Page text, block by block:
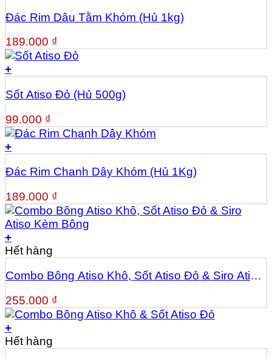
Đác Rim Dâu Tằm Khóm (Hủ 1kg)
189.000 ₫
+
Sốt Atiso Đỏ (Hủ 500g)
99.000 ₫
+
Đác Rim Chanh Dây Khóm (Hủ 1Kg)
189.000 ₫
+
Hết hàng
Combo Bông Atiso Khô, Sốt Atiso Đỏ & Siro Atiso
255.000 ₫
+
Hết hàng